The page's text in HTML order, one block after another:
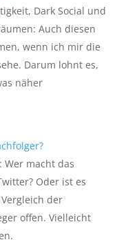
Dark Social und
Auch diesen
wenn ich mir die
Darum lohnt es,
näher
Wer macht das
Oder ist es
der
offen. Vielleicht